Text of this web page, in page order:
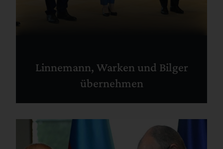
Linnemann, Warken und Bilger
übernehmen